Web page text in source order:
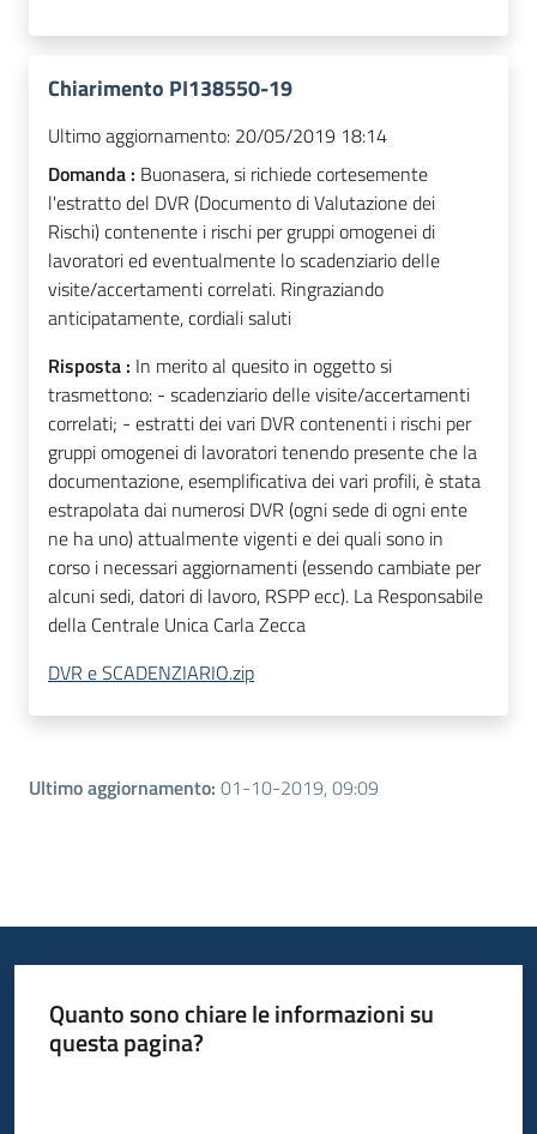
Chiarimento PI138550-19
Ultimo aggiornamento: 20/05/2019 18:14
Domanda : Buonasera, si richiede cortesemente
l'estratto del DVR (Documento di Valutazione dei
Rischi) contenente i rischi per gruppi omogenei di
lavoratori ed eventualmente lo scadenziario delle
visite/accertamenti correlati. Ringraziando
anticipatamente, cordiali saluti
Risposta : In merito al quesito in oggetto si
trasmettono: - scadenziario delle visite/accertamenti
correlati; - estratti dei vari DVR contenenti i rischi per
gruppi omogenei di lavoratori tenendo presente che la
documentazione, esemplificativa dei vari profili, è stata
estrapolata dai numerosi DVR (ogni sede di ogni ente
ne ha uno) attualmente vigenti e dei quali sono in
corso i necessari aggiornamenti (essendo cambiate per
alcuni sedi, datori di lavoro, RSPP ecc). La Responsabile
della Centrale Unica Carla Zecca
DVR e SCADENZIARIO.zip
Ultimo aggiornamento: 01-10-2019, 09:09
Quanto sono chiare le informazioni su
questa pagina?